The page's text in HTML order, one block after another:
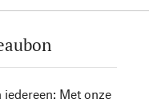
iedereen: Met onze